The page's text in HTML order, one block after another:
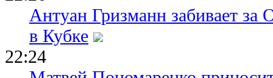
Антуан Гризманн забивает за
в Кубке
22:24